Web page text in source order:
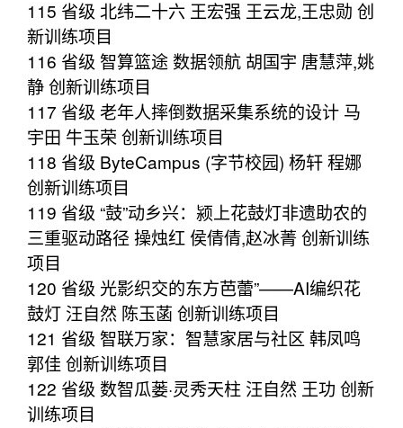
115 省级 北纬二十六 王宏强 王云龙,王忠勋 创
新训练项目
116 省级 智算篮途 数据领航 胡国宇 唐慧萍,姚
静 创新训练项目
117 省级 老年人摔倒数据采集系统的设计 马
宇田 牛玉荣 创新训练项目
118 省级 ByteCampus (字节校园) 杨轩 程娜
创新训练项目
119 省级 “鼓”动乡兴：颍上花鼓灯非遗助农的
三重驱动路径 操烛红 侯倩倩,赵冰菁 创新训练
项目
120 省级 光影织交的东方芭蕾”——AI编织花
鼓灯 汪自然 陈玉菡 创新训练项目
121 省级 智联万家：智慧家居与社区 韩凤鸣
郭佳 创新训练项目
122 省级 数智瓜蒌·灵秀天柱 汪自然 王功 创新
训练项目